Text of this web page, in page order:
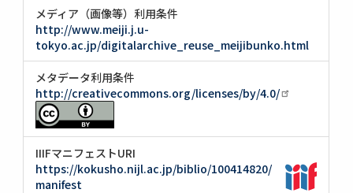
メディア（画像等）利用条件
http://www.meiji.j.u-
tokyo.ac.jp/digitalarchive_reuse_meijibunko.html
メタデータ利用条件
http://creativecommons.org/licenses/by/4.0/
IIIFマニフェストURI
https://kokusho.nijl.ac.jp/biblio/100414820/
manifest